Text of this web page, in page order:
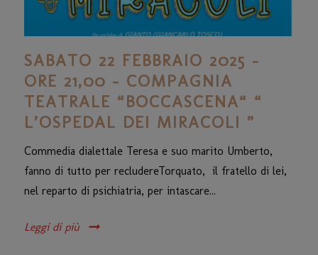
SABATO 22 FEBBRAIO 2025 –
ORE 21,00 – COMPAGNIA
TEATRALE “BOCCASCENA“ “
L’OSPEDAL DEI MIRACOLI ”
Commedia dialettale Teresa e suo marito Umberto,
fanno di tutto per recludereTorquato, il fratello di lei,
nel reparto di psichiatria, per intascare...
Leggi di più